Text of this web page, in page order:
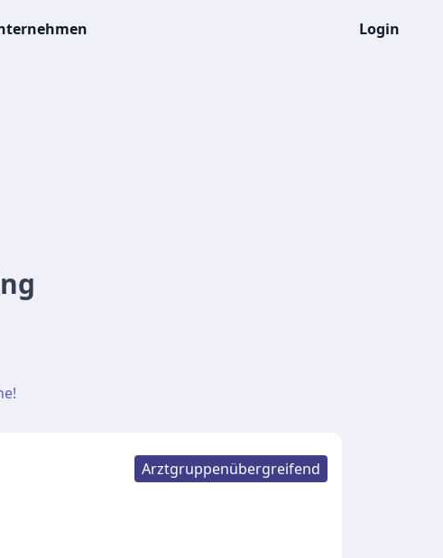
Login
Arztgruppenübergreifend